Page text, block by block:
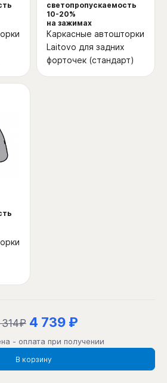
светопропускаемость
10-20%
на зажимах
Каркасные автошторки
Laitovo для задних
форточек (стандарт)
314₽ 4 739 ₽
- оплата при получении
В корзину